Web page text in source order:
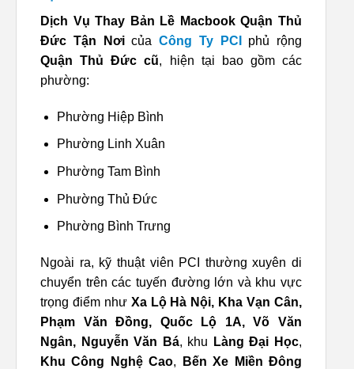
Dịch Vụ Thay Bản Lề Macbook Quận Thủ
Đức Tận Nơicủa Công Ty PCI
phủ rộng
Quận Thủ Đức cũ, hiện tại bao gồm các
phường:
Phường Hiệp Bình
Phường Linh Xuân
Phường Tam Bình
Phường Thủ Đức
Phường Bình Trưng
Ngoài ra, kỹ thuật viên PCI thường xuyên di
chuyển trên các tuyến đường lớn và khu vực
trọng điểm như Xa Lộ Hà Nội, Kha Vạn Cân,
Phạm Văn Đồng, Quốc Lộ 1A, Võ Văn
Ngân, Nguyễn Văn Bá, khu Làng Đại Học,
Khu Công Nghệ Cao,
Bến Xe Miền Đông